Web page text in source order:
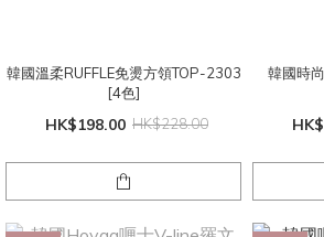
韓國溫柔RUFFLE免燙方領TOP-2303
[4色]
HK$198.00 HK$228.00
韓國時